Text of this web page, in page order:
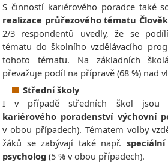
S činností kariérového poradce také
realizace průřezového tématu
2/3 respondentů uvedly, že se
tématu do školního vzdělávacího
tohoto tématu. Na základních
převažuje podíl na přípravě (68 %) nad
Střední školy
I v případě středních škol jsou
kariérového poradenství výchovní
v obou případech). Tématem volby
žáků se zabývají také např.
psycholog (5 % v obou případech).